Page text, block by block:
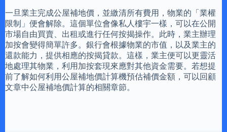
一旦業主完成公屋補地價，並繳清所有費用，物業的「業權
限制」便會解除。這個單位會像私人樓宇一樣，可以在公開
市場自由買賣、出租或進行任何按揭操作。此時，業主辦理
加按會變得簡單許多。銀行會根據物業的市值，以及業主的
還款能力，提供相應的按揭貸款。這樣，業主便可以更靈活
地處理其物業，利用加按套現來應對其他資金需要。若想提
前了解如何利用公屋補地價計算機預估補價金額，可以回顧
文章中公屋補地價計算的相關章節。